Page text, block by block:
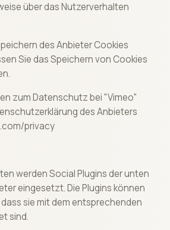
über das Nutzerverhalten
des Anbieter Cookies
Sie das Speichern von Cookies
zum Datenschutz bei "Vimeo"
des Anbieters
privacy
werden Social Plugins der unten
eingesetzt. Die Plugins können
sie mit dem entsprechenden
sind.